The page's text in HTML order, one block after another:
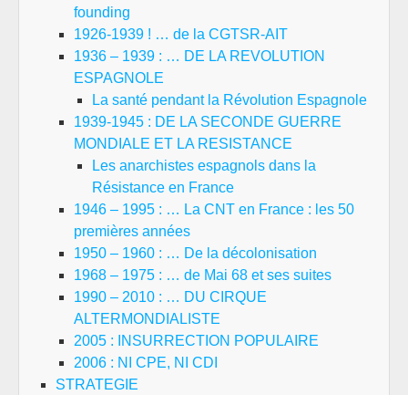
founding
1926-1939 ! … de la CGTSR-AIT
1936 – 1939 : … DE LA REVOLUTION
ESPAGNOLE
La santé pendant la Révolution Espagnole
1939-1945 : DE LA SECONDE GUERRE
MONDIALE ET LA RESISTANCE
Les anarchistes espagnols dans la
Résistance en France
1946 – 1995 : … La CNT en France : les 50
premières années
1950 – 1960 : … De la décolonisation
1968 – 1975 : … de Mai 68 et ses suites
1990 – 2010 : … DU CIRQUE
ALTERMONDIALISTE
2005 : INSURRECTION POPULAIRE
2006 : NI CPE, NI CDI
STRATEGIE